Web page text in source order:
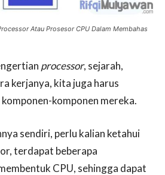
Atau Prosesor CPU Dalam Membahas
processor, sejarah,
kerjanya, kita juga harus
komponen mereka.
sendiri, perlu kalian ketahui
terdapat beberapa
CPU, sehingga dapat